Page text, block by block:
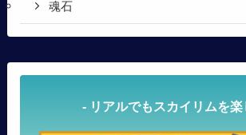
魂石
- リアルでもスカイリムを楽